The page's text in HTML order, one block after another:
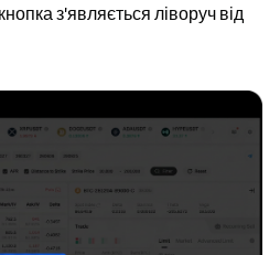
з'являється ліворуч від